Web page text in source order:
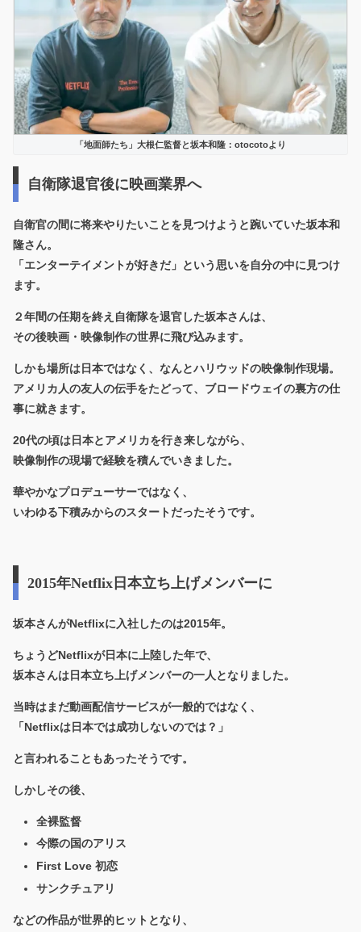
「地面師たち」大根仁監督と坂本和隆：otocotoより
自衛隊退官後に映画業界へ
自衛官の間に将来やりたいことを見つけようと踠いていた坂本和
隆さん。
「エンターテイメントが好きだ」という思いを自分の中に見つけ
ます。
２年間の任期を終え自衛隊を退官した坂本さんは、
その後映画・映像制作の世界に飛び込みます。
しかも場所は日本ではなく、なんとハリウッドの映像制作現場。
アメリカ人の友人の伝手をたどって、ブロードウェイの裏方の仕
事に就きます。
20代の頃は日本とアメリカを行き来しながら、
映像制作の現場で経験を積んでいきました。
華やかなプロデューサーではなく、
いわゆる下積みからのスタートだったそうです。
2015年Netflix日本立ち上げメンバーに
坂本さんがNetflixに入社したのは2015年。
ちょうどNetflixが日本に上陸した年で、
坂本さんは日本立ち上げメンバーの一人となりました。
当時はまだ動画配信サービスが一般的ではなく、
「Netflixは日本では成功しないのでは？」
と言われることもあったそうです。
しかしその後、
全裸監督
今際の国のアリス
First Love 初恋
サンクチュアリ
などの作品が世界的ヒットとなり、